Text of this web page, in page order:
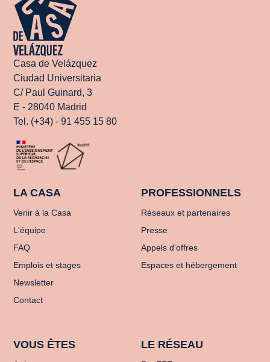
Casa de Velázquez
Ciudad Universitaria
C/ Paul Guinard, 3
E - 28040 Madrid
Tel. (+34) - 91 455 15 80
LA CASA
Venir à la Casa
L'équipe
FAQ
Emplois et stages
Newsletter
Contact
PROFESSIONNELS
Réseaux et partenaires
Presse
Appels d'offres
Espaces et hébergement
VOUS ÊTES LE RÉSEAU